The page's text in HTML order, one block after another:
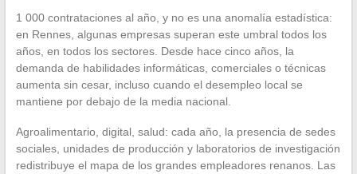
1 000 contrataciones al año, y no es una anomalía estadística:
en Rennes, algunas empresas superan este umbral todos los
años, en todos los sectores. Desde hace cinco años, la
demanda de habilidades informáticas, comerciales o técnicas
aumenta sin cesar, incluso cuando el desempleo local se
mantiene por debajo de la media nacional.
Agroalimentario, digital, salud: cada año, la presencia de sedes
sociales, unidades de producción y laboratorios de investigación
redistribuye el mapa de los grandes empleadores renanos. Las